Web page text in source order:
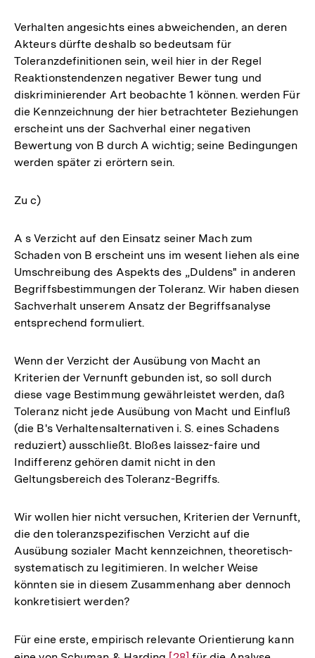
Verhalten angesichts eines abweichenden, an deren
Akteurs dürfte deshalb so bedeutsam für
Toleranzdefinitionen sein, weil hier in der Regel
Reaktionstendenzen negativer Bewer tung und
diskriminierender Art beobachte 1 können. werden Für
die Kennzeichnung der hier betrachteter Beziehungen
erscheint uns der Sachverhal einer negativen
Bewertung von B durch A wichtig; seine Bedingungen
werden später zi erörtern sein.
Zu c)
A s Verzicht auf den Einsatz seiner Mach zum
Schaden von B erscheint uns im wesent liehen als eine
Umschreibung des Aspekts des „Duldens" in anderen
Begriffsbestimmungen der Toleranz. Wir haben diesen
Sachverhalt unserem Ansatz der Begriffsanalyse
entsprechend formuliert.
Wenn der Verzicht der Ausübung von Macht an
Kriterien der Vernunft gebunden ist, so soll durch
diese vage Bestimmung gewährleistet werden, daß
Toleranz nicht jede Ausübung von Macht und Einfluß
(die B's Verhaltensalternativen i. S. eines Schadens
reduziert) ausschließt. Bloßes laissez-faire und
Indifferenz gehören damit nicht in den
Geltungsbereich des Toleranz-Begriffs.
Wir wollen hier nicht versuchen, Kriterien der Vernunft,
die den toleranzspezifischen Verzicht auf die
Ausübung sozialer Macht kennzeichnen, theoretisch-
systematisch zu legitimieren. In welcher Weise
könnten sie in diesem Zusammenhang aber dennoch
konkretisiert werden?
Für eine erste, empirisch relevante Orientierung kann